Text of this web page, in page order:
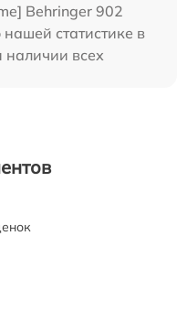
Behringer 902
статистике в
наличии всех